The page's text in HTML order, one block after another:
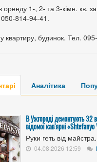
1-, 2- та 3-кімн. кв. за
814-94-41.
квартиру, будинок. Тел.
Аналітика
В Ужгороді демонтують 32
відомої кав'ярні
Руки геть від
04.08.2026 12:59